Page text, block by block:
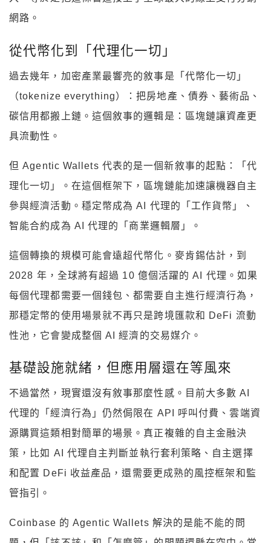
網路。
從代幣化到「代理化一切」
過去幾年，加密產業最響亮的敘事是「代幣化一切」
（tokenize everything）：把房地產、債券、藝術品、
碳信用都搬上鏈。這個敘事的邏輯是：區塊鏈讓資產更
具流動性。
但 Agentic Wallets 代表的是一個新敘事的起點：「代
理化一切」。在這個框架下，區塊鏈能加速讓機器自主
參與經濟活動。穩定幣成為 AI 代理的「工作貨幣」、
智能合約成為 AI 代理的「商業邏輯層」。
這個轉換的規模可能會遠超代幣化。麥肯錫估計，到
2028 年，全球將有超過 10 億個活躍的 AI 代理。如果
每個代理都需要一個錢包、都需要自主進行經濟行為，
那穩定幣的使用場景就不再只是跨境匯款和 DeFi 流動
性池，它會變成整個 AI 經濟的交易媒介。
基礎設施就緒，但應用層還在等風來
不過當然，現實還沒有敘事那麼性感。目前大多數 AI
代理的「經濟行為」仍然侷限在 API 呼叫付費、雲端資
源購買這類相對簡單的場景。真正複雜的自主金融決
策，比如 AI 代理自主判斷並執行套利策略、自主選擇
和配置 DeFi 收益產品，還需要更成熟的風控框架和監
管指引。
Coinbase 的 Agentic Wallets 解決的是能不能的問